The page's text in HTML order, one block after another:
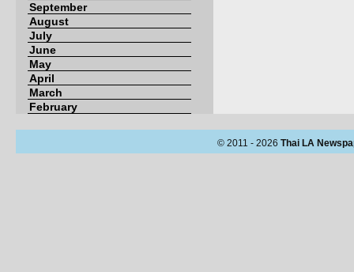
September
August
July
June
May
April
March
February
© 2011 - 2026 Thai LA